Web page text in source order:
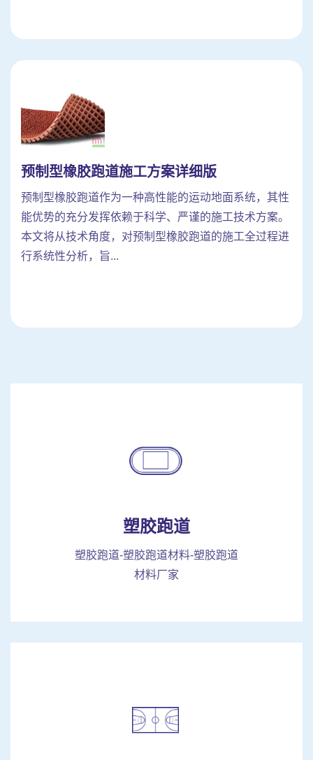
预制型橡胶跑道施工方案详细版
预制型橡胶跑道作为一种高性能的运动地面系统，其性
能优势的充分发挥依赖于科学、严谨的施工技术方案。
本文将从技术角度，对预制型橡胶跑道的施工全过程进
行系统性分析，旨...
塑胶跑道
塑胶跑道-塑胶跑道材料-塑胶跑道
材料厂家